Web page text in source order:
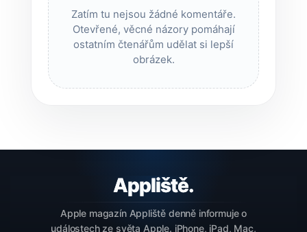
Zatím tu nejsou žádné komentáře.
Otevřené, věcné názory pomáhají
ostatním čtenářům udělat si lepší
obrázek.
Apple magazín Appliště denně informuje o
událostech ze světa Apple. iPhone, iPad, Mac,